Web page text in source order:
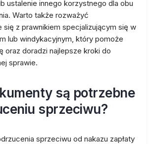
ustalenie innego korzystnego dla obu
Warto także rozważyć
się z prawnikiem specjalizującym się w
lub windykacyjnym, który pomoże
oraz doradzi najlepsze kroki do
sprawie.
są potrzebne
sprzeciwu?
sprzeciwu od nakazu zapłaty